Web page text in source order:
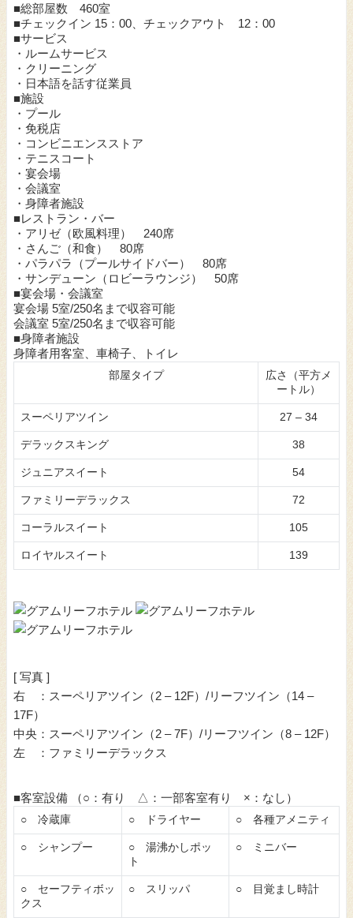
■総部屋数 460室
■チェックイン 15：00、チェックアウト 12：00
■サービス
・ルームサービス
・クリーニング
・日本語を話す従業員
■施設
・プール
・免税店
・コンビニエンスストア
・テニスコート
・宴会場
・会議室
・身障者施設
■レストラン・バー
・アリゼ（欧風料理） 240席
・さんご（和食） 80席
・パラパラ（プールサイドバー） 80席
・サンデューン（ロビーラウンジ） 50席
■宴会場・会議室
宴会場 5室/250名まで収容可能
会議室 5室/250名まで収容可能
■身障者施設
身障者用客室、車椅子、トイレ
部屋タイプ
広さ（平方メ
ートル）
スーペリアツイン 27 – 34
デラックスキング 38
ジュニアスイート 54
ファミリーデラックス 72
コーラルスイート 105
ロイヤルスイート 139
[ 写真 ]
右 ：スーペリアツイン（2 – 12F）/リーフツイン（14 –
17F）
中央：スーペリアツイン（2 – 7F）/リーフツイン（8 – 12F）
左 ：ファミリーデラックス
■客室設備 （○：有り △：一部客室有り ×：なし）
○ 冷蔵庫 ○ ドライヤー ○ 各種アメニティ
○ シャンプー
○ 湯沸かしポッ
ト
○ ミニバー
○ セーフティボッ
クス
○ スリッパ ○ 目覚まし時計